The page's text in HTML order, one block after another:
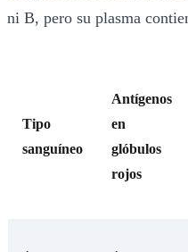
ni B, pero su plasma
Tipo
sanguíneo
Antígenos
en
glóbulos
rojos